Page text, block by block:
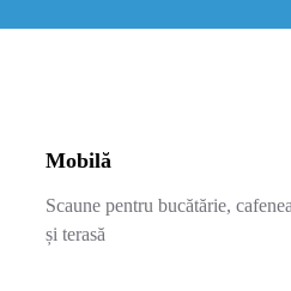
Mobilă
Scaune pentru bucătărie, cafenea
și terasă